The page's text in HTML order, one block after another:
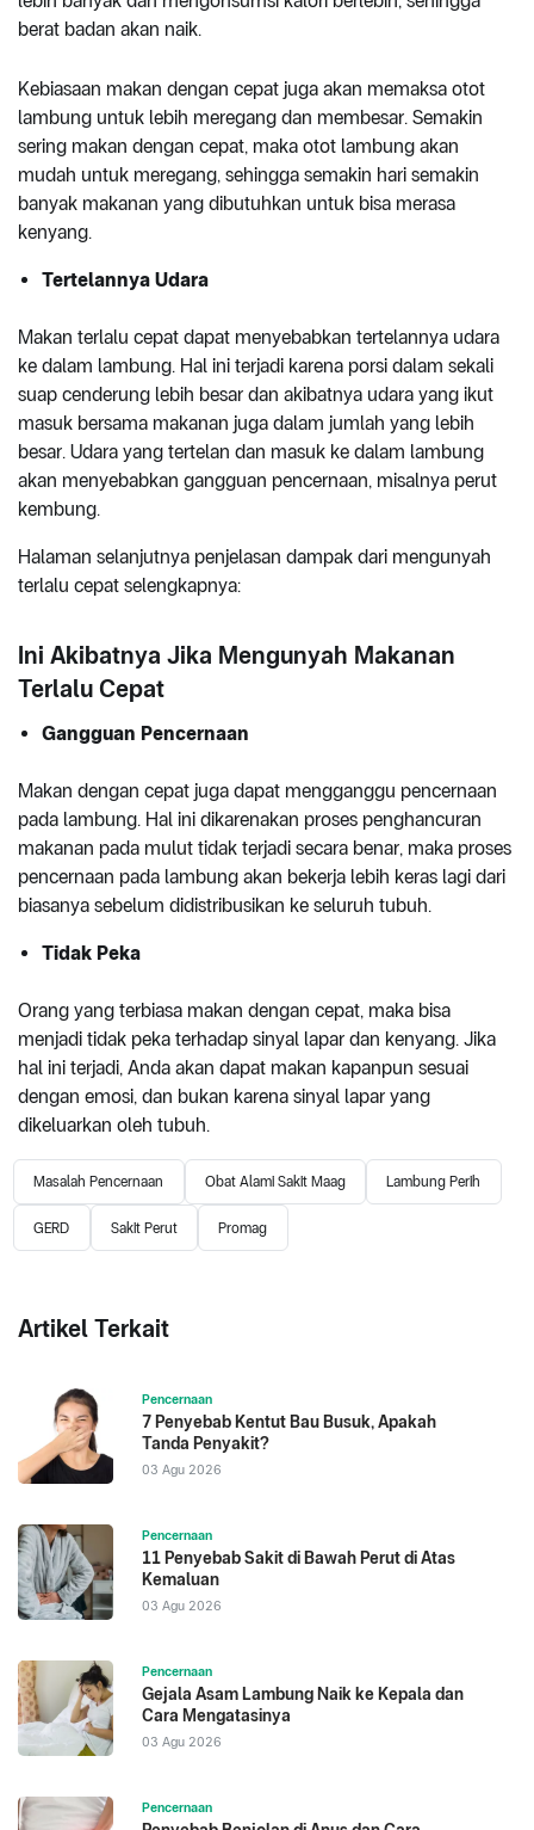
berat badan akan naik.
Kebiasaan makan dengan cepat juga akan memaksa otot
lambung untuk lebih meregang dan membesar. Semakin
sering makan dengan cepat, maka otot lambung akan
mudah untuk meregang, sehingga semakin hari semakin
banyak makanan yang dibutuhkan untuk bisa merasa
kenyang.
Tertelannya Udara
Makan terlalu cepat dapat menyebabkan tertelannya udara
ke dalam lambung. Hal ini terjadi karena porsi dalam sekali
suap cenderung lebih besar dan akibatnya udara yang ikut
masuk bersama makanan juga dalam jumlah yang lebih
besar. Udara yang tertelan dan masuk ke dalam lambung
akan menyebabkan gangguan pencernaan, misalnya perut
kembung.
Halaman selanjutnya penjelasan dampak dari mengunyah
terlalu cepat selengkapnya:
Ini Akibatnya Jika Mengunyah Makanan
Terlalu Cepat
Gangguan Pencernaan
Makan dengan cepat juga dapat mengganggu pencernaan
pada lambung. Hal ini dikarenakan proses penghancuran
makanan pada mulut tidak terjadi secara benar, maka proses
pencernaan pada lambung akan bekerja lebih keras lagi dari
biasanya sebelum didistribusikan ke seluruh tubuh.
Tidak Peka
Orang yang terbiasa makan dengan cepat, maka bisa
menjadi tidak peka terhadap sinyal lapar dan kenyang. Jika
hal ini terjadi, Anda akan dapat makan kapanpun sesuai
dengan emosi, dan bukan karena sinyal lapar yang
dikeluarkan oleh tubuh.
Masalah Pencernaan Obat Alami Sakit Maag Lambung Perih
GERD Sakit Perut Promag
Artikel Terkait
Pencernaan
7 Penyebab Kentut Bau Busuk, Apakah
Tanda Penyakit?
03 Agu 2026
Pencernaan
11 Penyebab Sakit di Bawah Perut di Atas
Kemaluan
03 Agu 2026
Pencernaan
Gejala Asam Lambung Naik ke Kepala dan
Cara Mengatasinya
03 Agu 2026
Pencernaan